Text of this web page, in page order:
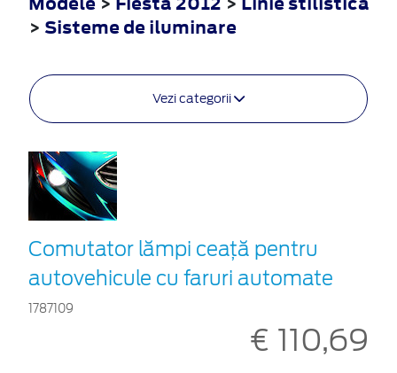
> Sisteme de iluminare
Vezi categorii
Comutator lămpi ceaţă pentru
autovehicule cu faruri automate
1787109
€ 110,69